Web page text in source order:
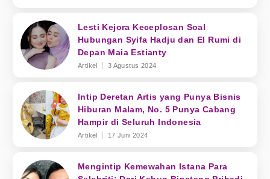
Lesti Kejora Keceplosan Soal
Hubungan Syifa Hadju dan El Rumi di
Depan Maia Estianty
Artikel 3 Agustus 2024
Intip Deretan Artis yang Punya Bisnis
Hiburan Malam, No. 5 Punya Cabang
Hampir di Seluruh Indonesia
Artikel 17 Juni 2024
Mengintip Kemewahan Istana Para